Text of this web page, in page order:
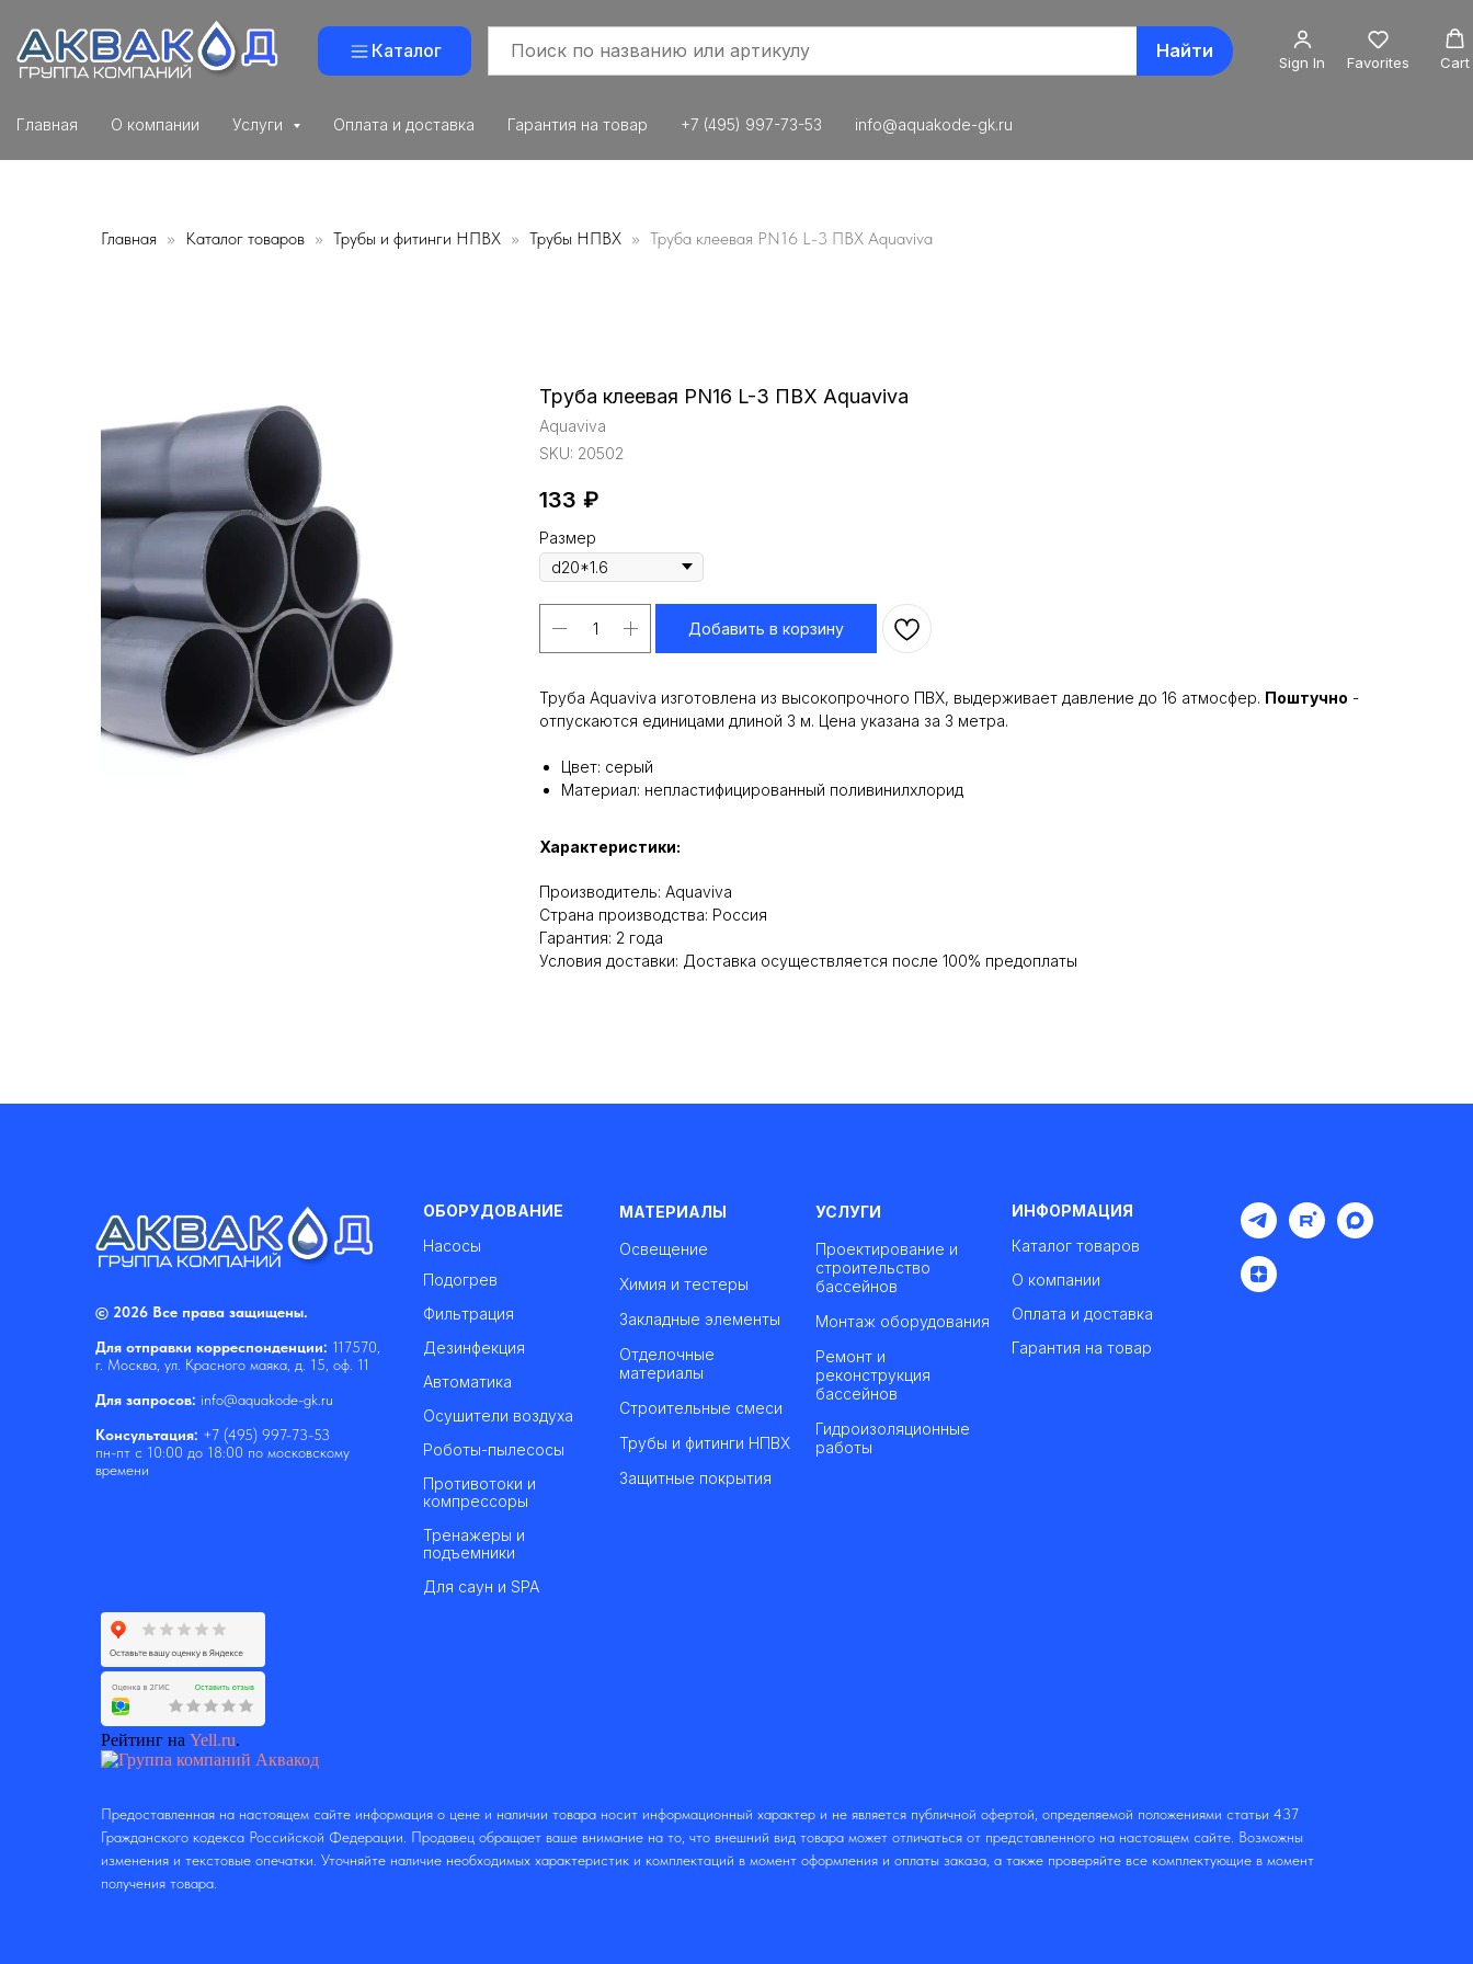
Каталог Найти
Sign In Favorites Cart
Главная О компании Услуги Оплата и доставка Гарантия на товар +7 (495) 997-73-53 info@aquakode-gk.ru
Главная Каталог товаров Трубы и фитинги НПВХ Трубы НПВХ Труба клеевая PN16 L-3 ПВХ Aquaviva
Труба клеевая PN16 L-3 ПВХ Aquaviva
Aquaviva
SKU: 20502
133 ₽
Размер
Добавить в корзину
Труба Aquaviva изготовлена из высокопрочного ПВХ, выдерживает давление до 16 атмосфер. Поштучно -
отпускаются единицами длиной 3 м. Цена указана за 3 метра.
Цвет: серый
Материал: непластифицированный поливинилхлорид
Характеристики:
Производитель: Aquaviva
Cтрана производства: Россия
Гарантия: 2 года
Условия доставки: Доставка осуществляется после 100% предоплаты
© 2026 Все права защищены.
Для отправки корреспонденции: 117570,
г. Москва, ул. Красного маяка, д. 15, оф. 11
Для запросов: info@aquakode-gk.ru
Консультация: +7 (495) 997-73-53
пн-пт с 10:00 до 18:00 по московскому
времени
ОБОРУДОВАНИЕ
Насосы
Подогрев
Фильтрация
Дезинфекция
Автоматика
Осушители воздуха
Роботы-пылесосы
Противотоки и
компрессоры
Тренажеры и
подъемники
Для саун и SPA
МАТЕРИАЛЫ
Освещение
Химия и тестеры
Закладные элементы
Отделочные
материалы
Строительные смеси
Трубы и фитинги НПВХ
Защитные покрытия
УСЛУГИ
Проектирование и
строительство
бассейнов
Монтаж оборудования
Ремонт и
реконструкция
бассейнов
Гидроизоляционные
работы
ИНФОРМАЦИЯ
Каталог товаров
О компании
Оплата и доставка
Гарантия на товар
Рейтинг на Yell.ru.
Предоставленная на настоящем сайте информация о цене и наличии товара носит информационный характер и не является публичной офертой, определяемой положениями статьи 437
Гражданского кодекса Российской Федерации. Продавец обращает ваше внимание на то, что внешний вид товара может отличаться от представленного на настоящем сайте. Возможны
изменения и текстовые опечатки. Уточняйте наличие необходимых характеристик и комплектаций в момент оформления и оплаты заказа, а также проверяйте все комплектующие в момент
получения товара.